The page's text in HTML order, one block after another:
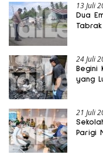
13 Juli
Dua
24 Juli
Begini
yang
21 Juli
Parigi